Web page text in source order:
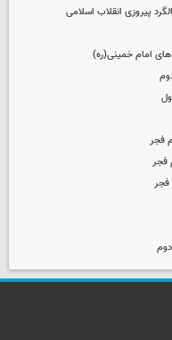
پیروزی انقلاب اسلامی
های امام خمینی(ره)
فجر
فجر
فجر